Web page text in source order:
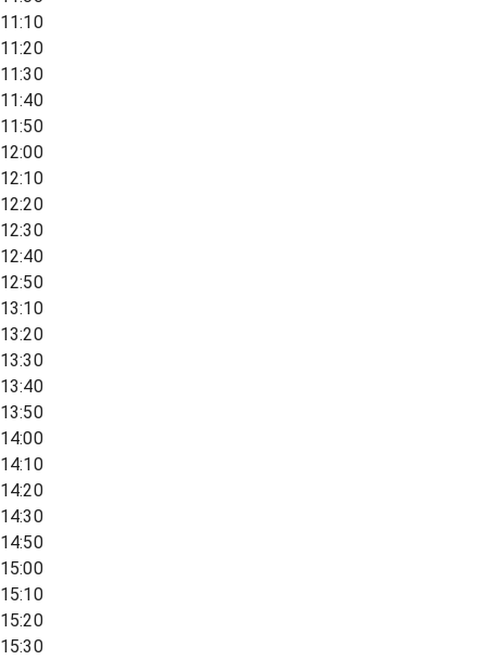
11:10
11:20
11:30
11:40
11:50
12:00
12:10
12:20
12:30
12:40
12:50
13:10
13:20
13:30
13:40
13:50
14:00
14:10
14:20
14:30
14:50
15:00
15:10
15:20
15:30